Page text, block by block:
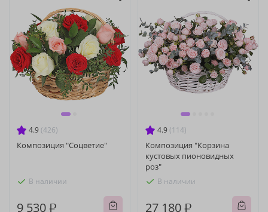
4.9 (426)
Композиция "Соцветие"
В наличии
9 530 ₽
4.9 (114)
Композиция "Корзина
кустовых пионовидных
роз"
В наличии
27 180 ₽